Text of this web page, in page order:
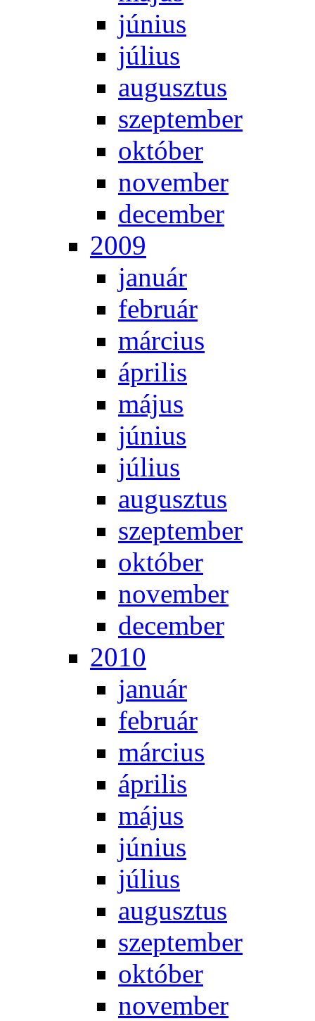
jú­ni­us
jú­li­us
au­gusz­tus
szep­tem­ber
ok­tó­ber
no­vem­ber
de­cem­ber
2009
ja­nu­ár
feb­ru­ár
már­ci­us
áp­ri­lis
má­jus
jú­ni­us
jú­li­us
au­gusz­tus
szep­tem­ber
ok­tó­ber
no­vem­ber
de­cem­ber
2010
ja­nu­ár
feb­ru­ár
már­ci­us
áp­ri­lis
má­jus
jú­ni­us
jú­li­us
au­gusz­tus
szep­tem­ber
ok­tó­ber
no­vem­ber